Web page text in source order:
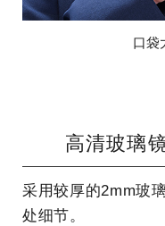
口袋
高清玻璃
采用较厚的2mm玻
处细节。